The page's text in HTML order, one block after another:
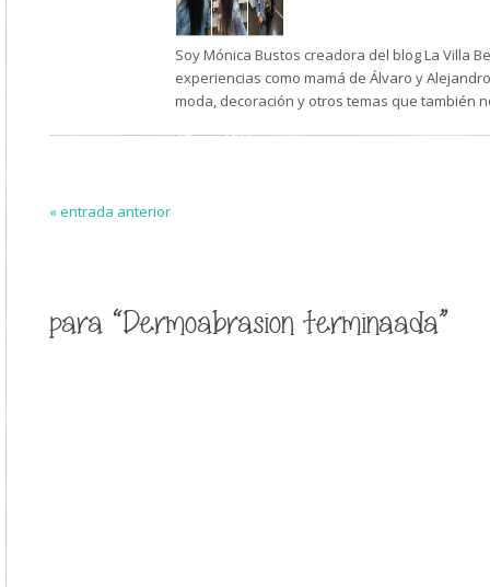
Soy Mónica Bustos creadora del blog La Villa
experiencias como mamá de Álvaro y
moda, decoración y otros temas que también
« entrada anterior
para “Dermoabrasion terminaada”